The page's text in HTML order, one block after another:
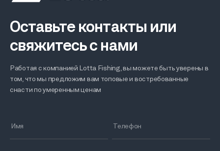
Оставьте контакты или
свяжитесь с нами
Работая с компанией Lotta Fishing, вы можете быть уверены в
том, что мы предложим вам топовые и востребованные
снасти по умеренным ценам